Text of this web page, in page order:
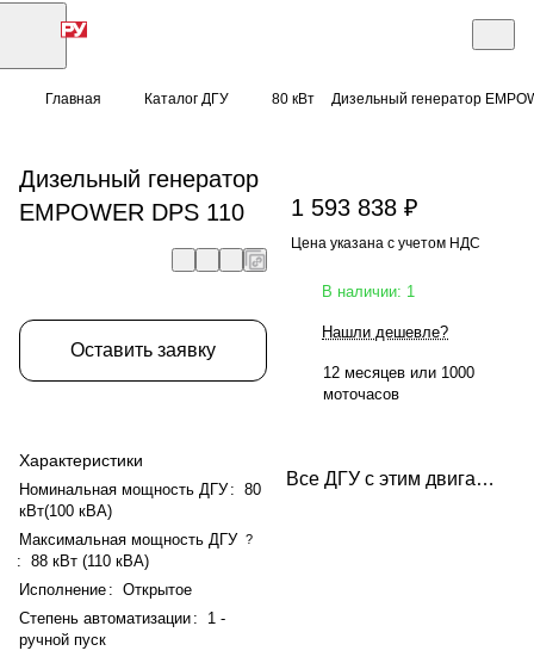
Главная Каталог ДГУ 80 кВт Дизельный генератор
Дизельный генератор
EMPOWER DPS 110
Оставить заявку
Характеристики
Номинальная мощность ДГУ : 80
кВт(100 кВА)
Максимальная мощность ДГУ ?
: 88 кВт (110 кВА)
Исполнение : Открытое
Степень автоматизации :
1 -
ручной пуск
1 593 838 ₽
Цена указана с учетом НДС
В наличии: 1
Нашли дешевле?
12 месяцев или 1000
моточасов
Все ДГУ с этим двигателем